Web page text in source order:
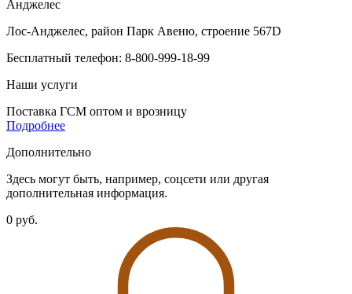
Анджелес
Лос-Анджелес, район Парк Авеню, строение 567D
Бесплатный телефон: 8-800-999-18-99
Наши услуги
Поставка ГСМ оптом и врозницу
Подробнее
Дополнительно
Здесь могут быть, например, соцсети или другая
дополнительная информация.
0 руб.